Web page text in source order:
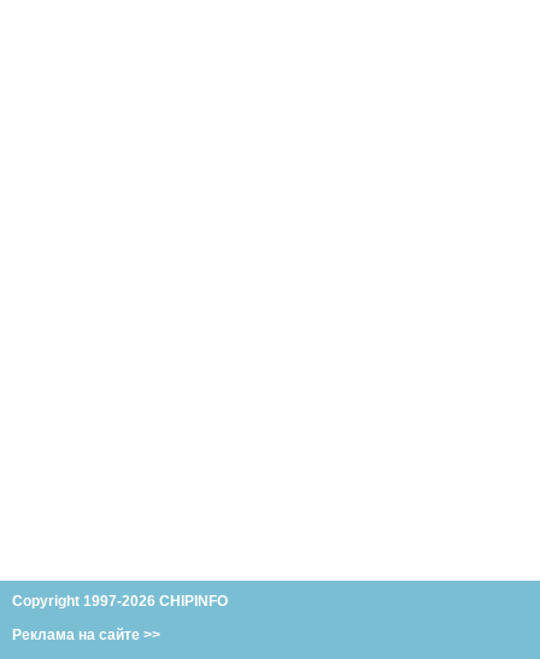
Copyright 1997-2026 CHIPINFO
Реклама на сайте >>